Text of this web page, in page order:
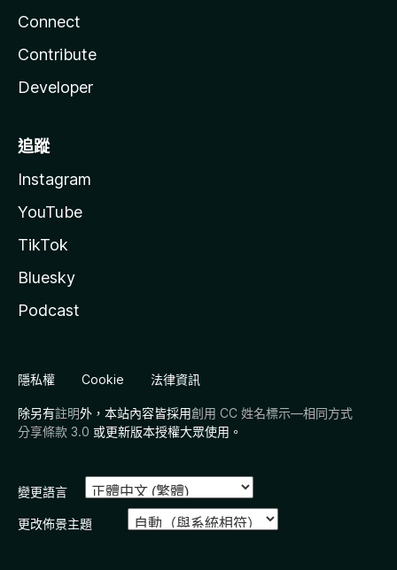
Connect
Contribute
Developer
追蹤
Instagram
YouTube
TikTok
Bluesky
Podcast
隱私權 Cookie 法律資訊
除另有註明外，本站內容皆採用創用 CC 姓名標示—相同方式
分享條款 3.0 或更新版本授權大眾使用。
變更語言
更改佈景主題